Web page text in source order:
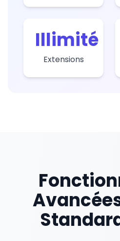
Illimité
Extensions